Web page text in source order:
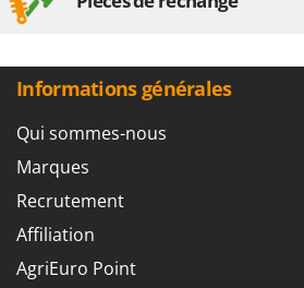
Master
Masterpro
MCH
Michelin
Mille
Minox
Mockmill
Informations générales
Qui sommes-nous
Marques
Recrutement
Affiliation
AgriEuro Point